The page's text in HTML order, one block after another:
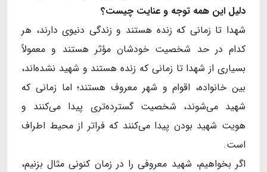
دلیل این همه توجه و عنایت چیست؟
شهدا تا زمانی که زنده هستند و زندگی دنیوی دارند، هر
کدام در حد شخصیت خودشان مؤثر هستند و معمولاً
بسیاری از شهدا تا زمانی که زنده هستند و شهید نشده‌اند،
بین خانواده، اقوام و شهر معروف هستند؛ اما زمانی که
شهید می‌شوند، شخصیت گسترده‌تری پیدا می‌کنند و
هویت شهید بودن پیدا می‌کنند که فراتر از محیط اطراف
است.
اگر بخواهیم، شهید معروفی را در زمان کنونی مثال بزنیم،